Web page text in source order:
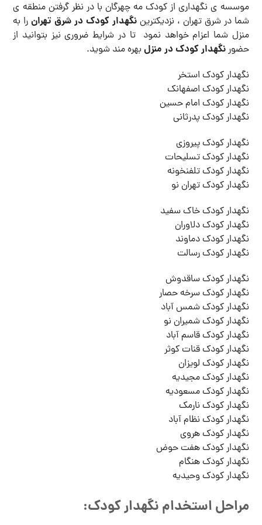
موسسه ی نگهداری از کودک مه چهرگان با در نظر گرفتن منطقه ی
شما در شرق تهران ، نزدیکترین نگهدار کودک در شرق تهرانرا به
منزل شما اعزام خواهد نمود تا در شرایط ضروری نیز بتوانید از
حضورنگهدار کودک در منزل بهره مند شوید.
نگهدار کودک استخر
نگهدار کودک اصفهانک
نگهدار کودک امام حسین
نگهدار کودک پدرثانی
نگهدار کودک پیروزی
نگهدار کودک تسلیحات
نگهدار کودک تلفنخونه
نگهدار کودک تهران نو
نگهدار کودک خاک سفید
نگهدار کودک دلاوران
نگهدار کودک دماوند
نگهدار کودک رسالت
نگهدار کودک ساقدوش
نگهدار کودک سرخه حصار
نگهدار کودک شمس آباد
نگهدار کودک شمیران نو
نگهدار کودک قاسم آباد
نگهدار کودک قنات کوثر
نگهدار کودک لویزان
نگهدار کودک مجیدیه
نگهدار کودک مسعودیه
نگهدار کودک نارمک
نگهدار کودک نظام آباد
نگهدار کودک هروی
نگهدار کودک هفت حوض
نگهدار کودک هنگام
نگهدار کودک وحیدیه
مراحل استخدام نگهدار کودک: